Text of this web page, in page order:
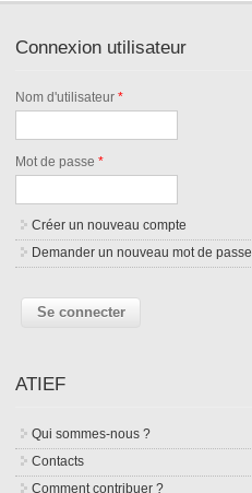
Connexion utilisateur
Nom d'utilisateur*
Mot de passe*
Créer un nouveau compte
Demander un nouveau mot de passe
ATIEF
Qui sommes-nous ?
Contacts
Comment contribuer ?